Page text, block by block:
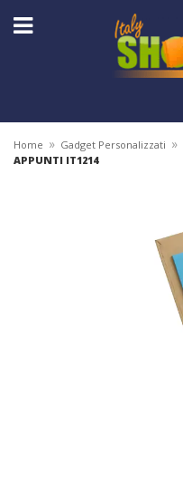
Home » Gadget Personalizzati »
APPUNTI IT1214